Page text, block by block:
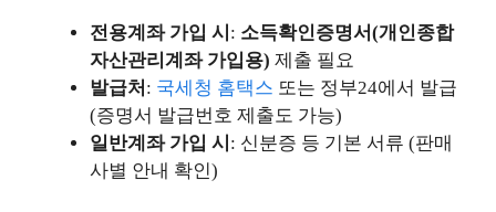
전용계좌 가입 시 : 소득확인증명서(개인종합
자산관리계좌 가입용) 제출 필요
발급처 : 국세청 홈택스 또는 정부24에서 발급
(증명서 발급번호 제출도 가능)
일반계좌 가입 시 : 신분증 등 기본 서류 (판매
사별 안내 확인)